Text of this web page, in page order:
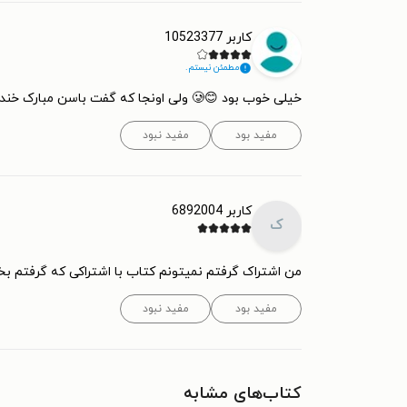
کاربر 10523377
مطمئن نیستم.
خیلی خوب بود 😊🥲 ولی اونجا که گفت باسن مبارک خندم گرفت
مفید بود مفید نبود
ک
کاربر 6892004
من اشتراک گرفتم نمیتونم کتاب با اشتراکی که گرفتم
مفید بود مفید نبود
کتاب‌های مشابه